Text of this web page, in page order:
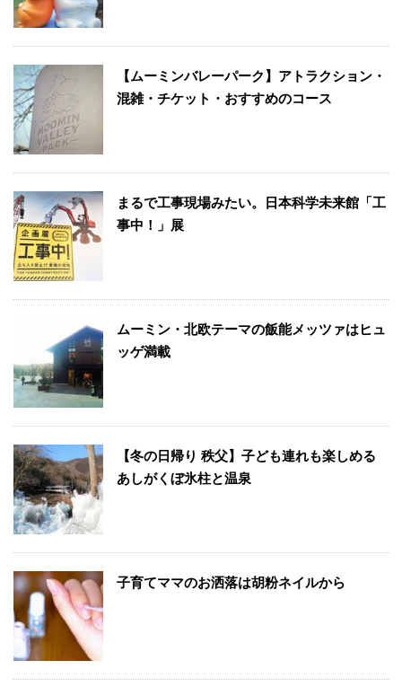
【ムーミンバレーパーク】アトラクション・
混雑・チケット・おすすめのコース
まるで工事現場みたい。日本科学未来館「工
事中！」展
ムーミン・北欧テーマの飯能メッツァはヒュ
ッゲ満載
【冬の日帰り 秩父】子ども連れも楽しめる
あしがくぼ氷柱と温泉
子育てママのお洒落は胡粉ネイルから